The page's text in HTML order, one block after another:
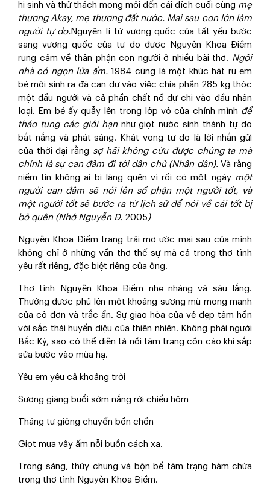
hi sinh và thử thách mong mỏi đến cái đích cuối cùng mẹ
thương Akay, mẹ thương đất nước. Mai sau con lớn làm
người tự do. Nguyên lí từ vương quốc của tất yếu bước
sang vương quốc của tự do được Nguyễn Khoa Điềm
rung cảm về thân phận con người ở nhiều bài thơ. Ngôi
nhà có ngọn lửa ấm.1984 cũng là một khúc hát ru em
bé mới sinh ra đã can dự vào việc chia phần 285 kg thóc
một đầu người và cả phần chất nổ dự chi vào đầu nhân
loại. Em bé ấy quẫy lên trong lớp vỏ của chính mình để
tháo tung các giới hạnnhư giọt nước sinh thành tự do
bắt nắng và phát sáng. Khát vọng tự do là lời nhắn gửi
của thời đại rằng sợ hãi không cứu được chúng ta mà
chính là sự can đảm đi tới dân chủ (Nhân dân).Và rằng
niềm tin không ai bị lãng quên vì rồi có một ngày một
người can đảm sẽ nói lên số phận một người tốt, và
một người tốt sẽ bước ra từ lịch sử để nói về cái tốt bị
bỏ quên (Nhớ Nguyễn Đ. 2005 )
Nguyễn Khoa Điềm trang trải mơ ước mai sau của mình
không chỉ ở những vần thơ thế sự mà cả trong thơ tình
yêu rất riêng, đặc biệt riêng của ông.
Thơ tình Nguyễn Khoa Điềm nhẹ nhàng và sâu lắng.
Thường được phủ lên một khoảng sương mù mong manh
của cô đơn và trắc ẩn. Sự giao hòa của vẻ đẹp tâm hồn
với sắc thái huyền diệu của thiên nhiên. Không phải người
Bắc Kỳ, sao có thể diễn tả nổi tâm trạng cồn cào khi sắp
sửa bước vào mùa hạ.
Yêu em yêu cả khoảng trời
Sương giăng buổi sớm nắng rời chiều hôm
Tháng tư giông chuyển bồn chồn
Giọt mưa vây ấm nỗi buồn cách xa.
Trong sáng, thủy chung và bộn bề tâm trạng hàm chứa
trong thơ tình Nguyễn Khoa Điềm.